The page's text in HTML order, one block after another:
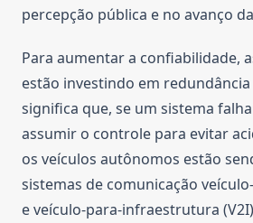
percepção pública e no avanço
Para aumentar a confiabilidade,
estão investindo em
significa que, se um sistema
assumir o controle para evitar
os veículos autônomos estão
sistemas de comunicação
e veículo-para-infraestrutura